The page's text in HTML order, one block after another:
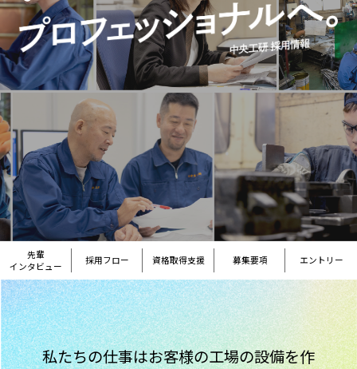
先輩
インタビュー
採用フロー 資格取得支援 募集要項 エントリー
私たちの仕事はお客様の工場の設備を作